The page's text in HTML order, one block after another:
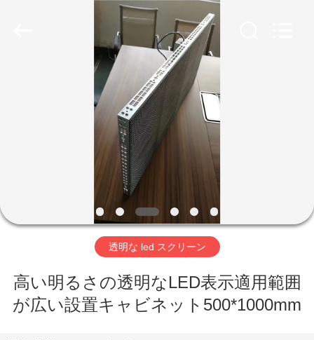
ビ
オ
透明な led スクリーン
高い明るさの透明なLED表示適用範囲
が広い設置キャビネット500*1000mm